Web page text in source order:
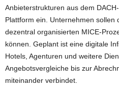
Anbieterstrukturen aus dem
Plattform ein. Unternehmen sollen
dezentral organisierten MICE-
können. Geplant ist eine digitale
Hotels, Agenturen und weitere
Angebotsvergleiche bis zur
miteinander verbindet.